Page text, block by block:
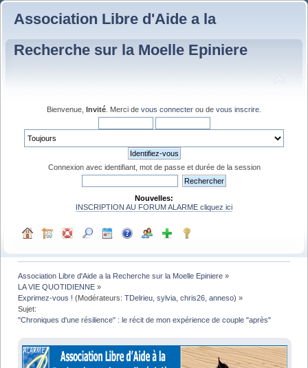
Association Libre d'Aide a la
Recherche sur la Moelle Epiniere
Bienvenue, Invité . Merci de vous connecter ou de vous inscrire
Connexion avec identifiant, mot de passe et durée de la session
Nouvelles:
INSCRIPTION AU FORUM ALARME cliquez ici
Association Libre d'Aide a la Recherche sur la Moelle Epiniere »
LA VIE QUOTIDIENNE »
Exprimez-vous ! (Modérateurs:TDelrieu ,sylvia ,chris26 ,anneso) »
Sujet:
"Chroniques d'une résilience" : le récit de mon expérience de couple "après"